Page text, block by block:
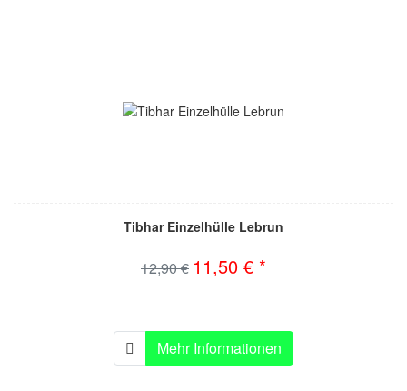
Tibhar Einzelhülle Lebrun
12,90 € 11,50 € *
Mehr Informationen